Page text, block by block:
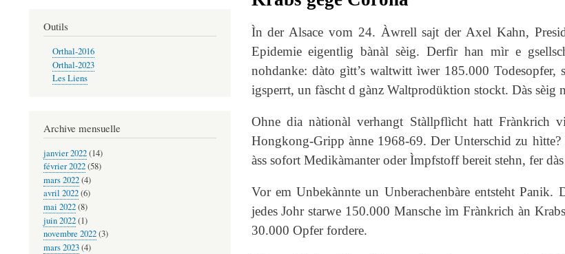
Ìn der Alsace vom 24. Àwrell sajt der Axel Kahn,
Epidemie eigentlig bànàl sèig. Derfìr han mìr e
nohdanke: dàto gìtt’s waltwitt ìwer 185.000
igsperrt, un fàscht d gànz Waltprodüktion stockt. Dàs sèig
Ohne dia nàtionàl verhangt Stàllpflìcht hatt
Hongkong-Gripp ànne 1968-69. Der Unterschid zu
àss sofort Medikàmanter oder Ìmpfstoff bereit stehn, fer
Vor em Unbekànnte un Unberachenbàre entsteht
jedes Johr starwe 150.000 Mansche ìm Frànkrich àn
30.000 Opfer fordere.
Outils
Orthal-2016
Orthal-2023
Les Liens
Archive mensuelle
janvier 2022(14)
février 2022(58)
mars 2022(4)
avril 2022(6)
mai 2022(8)
juin 2022(1)
novembre 2022(3)
mars 2023(4)